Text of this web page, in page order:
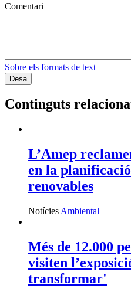
Comentari
Sobre els formats de text
Continguts
L’Amep
en la
renovables
Notícies Ambiental
Més de 12.000
visiten
transformar'